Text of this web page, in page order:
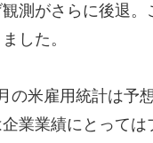
測がさらに後退
した。
の米雇用統計は予
業業績にとって